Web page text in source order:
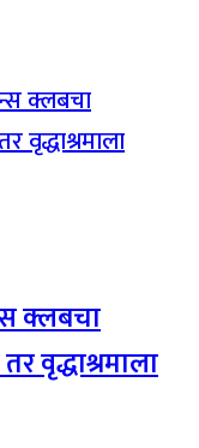
क्लबचा
वृद्धाश्रमाला